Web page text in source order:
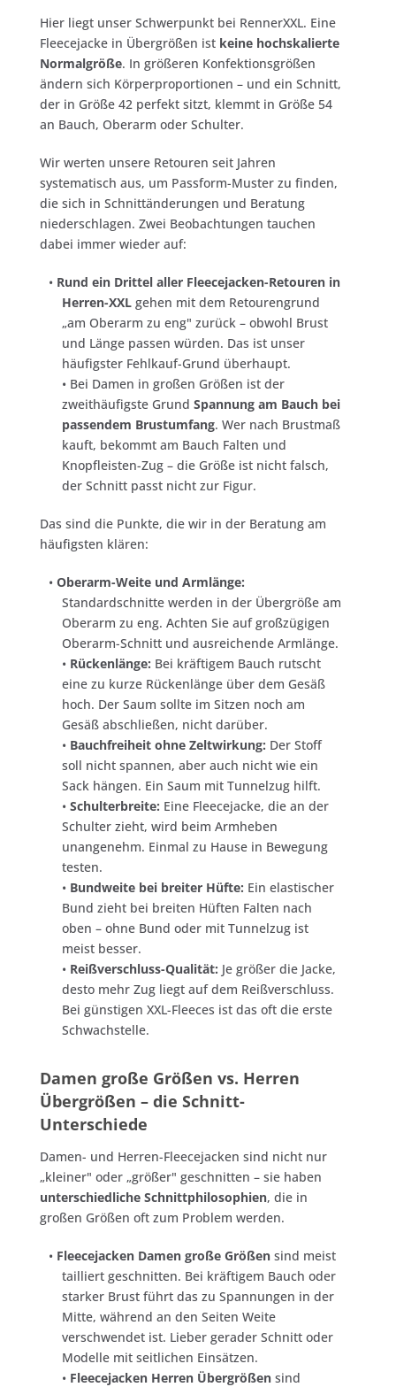
Hier liegt unser Schwerpunkt bei RennerXXL. Eine
Fleecejacke in Übergrößen ist keine hochskalierte
Normalgröße. In größeren Konfektionsgrößen
ändern sich Körperproportionen – und ein Schnitt,
der in Größe 42 perfekt sitzt, klemmt in Größe 54
an Bauch, Oberarm oder Schulter.
Wir werten unsere Retouren seit Jahren
systematisch aus, um Passform-Muster zu finden,
die sich in Schnittänderungen und Beratung
niederschlagen. Zwei Beobachtungen tauchen
dabei immer wieder auf:
• Rund ein Drittel aller Fleecejacken-Retouren in
Herren-XXL gehen mit dem Retourengrund
„am Oberarm zu eng" zurück – obwohl Brust
und Länge passen würden. Das ist unser
häufigster Fehlkauf-Grund überhaupt.
• Bei Damen in großen Größen ist der
zweithäufigste GrundSpannung am Bauch bei
passendem Brustumfang. Wer nach Brustmaß
kauft, bekommt am Bauch Falten und
Knopfleisten-Zug – die Größe ist nicht falsch,
der Schnitt passt nicht zur Figur.
Das sind die Punkte, die wir in der Beratung am
häufigsten klären:
•Oberarm-Weite und Armlänge:
Standardschnitte werden in der Übergröße am
Oberarm zu eng. Achten Sie auf großzügigen
Oberarm-Schnitt und ausreichende Armlänge.
• Rückenlänge: Bei kräftigem Bauch rutscht
eine zu kurze Rückenlänge über dem Gesäß
hoch. Der Saum sollte im Sitzen noch am
Gesäß abschließen, nicht darüber.
• Bauchfreiheit ohne Zeltwirkung: Der Stoff
soll nicht spannen, aber auch nicht wie ein
Sack hängen. Ein Saum mit Tunnelzug hilft.
•Schulterbreite: Eine Fleecejacke, die an der
Schulter zieht, wird beim Armheben
unangenehm. Einmal zu Hause in Bewegung
testen.
• Bundweite bei breiter Hüfte: Ein elastischer
Bund zieht bei breiten Hüften Falten nach
oben – ohne Bund oder mit Tunnelzug ist
meist besser.
• Reißverschluss-Qualität: Je größer die Jacke,
desto mehr Zug liegt auf dem Reißverschluss.
Bei günstigen XXL-Fleeces ist das oft die erste
Schwachstelle.
Damen große Größen vs. Herren
Übergrößen – die Schnitt-
Unterschiede
Damen- und Herren-Fleecejacken sind nicht nur
„kleiner" oder „größer" geschnitten – sie haben
unterschiedliche Schnittphilosophien, die in
großen Größen oft zum Problem werden.
• Fleecejacken Damen große Größen sind meist
tailliert geschnitten. Bei kräftigem Bauch oder
starker Brust führt das zu Spannungen in der
Mitte, während an den Seiten Weite
verschwendet ist. Lieber gerader Schnitt oder
Modelle mit seitlichen Einsätzen.
• Fleecejacken Herren Übergrößen sind